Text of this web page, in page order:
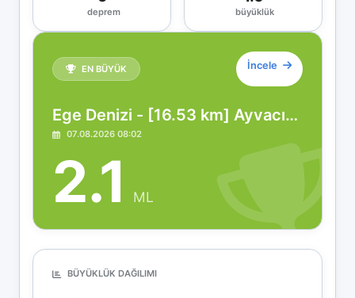
deprem büyüklük
EN BÜYÜK İncele
Ege Denizi - [16.53 km] Ayvacık (Çanakkale)
07.08.2026 08:02
2.1 ML
BÜYÜKLÜK DAĞILIMI